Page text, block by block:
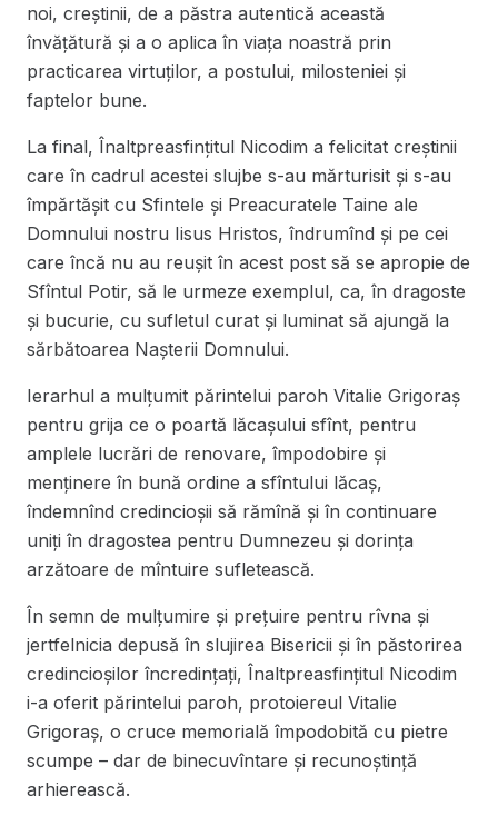
noi, creștinii, de a păstra autentică această
învățătură și a o aplica în viața noastră prin
practicarea virtuților, a postului, milosteniei și
faptelor bune.
La final, Înaltpreasfințitul Nicodim a felicitat creștinii
care în cadrul acestei slujbe s-au mărturisit și s-au
împărtășit cu Sfintele și Preacuratele Taine ale
Domnului nostru Iisus Hristos, îndrumînd și pe cei
care încă nu au reușit în acest post să se apropie de
Sfîntul Potir, să le urmeze exemplul, ca, în dragoste
și bucurie, cu sufletul curat și luminat să ajungă la
sărbătoarea Nașterii Domnului.
Ierarhul a mulțumit părintelui paroh Vitalie Grigoraș
pentru grija ce o poartă lăcașului sfînt, pentru
amplele lucrări de renovare, împodobire și
menținere în bună ordine a sfîntului lăcaș,
îndemnînd credincioșii să rămînă și în continuare
uniți în dragostea pentru Dumnezeu și dorința
arzătoare de mîntuire sufletească.
În semn de mulțumire și prețuire pentru rîvna și
jertfelnicia depusă în slujirea Bisericii și în păstorirea
credincioșilor încredințați, Înaltpreasfințitul Nicodim
i-a oferit părintelui paroh, protoiereul Vitalie
Grigoraș, o cruce memorială împodobită cu pietre
scumpe – dar de binecuvîntare și recunoștință
arhierească.